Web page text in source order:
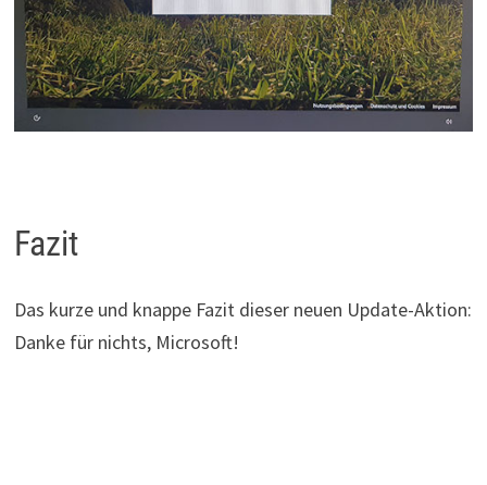
Fazit
Das kurze und knappe Fazit dieser neuen Update-Aktion:
Danke für nichts, Microsoft!